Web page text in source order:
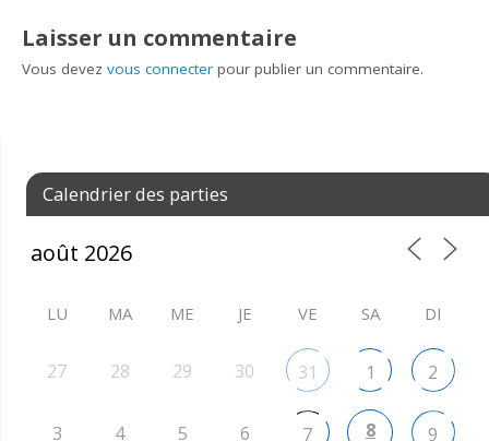
Laisser un commentaire
Vous devezvous connecter pour publier un commentaire.
Calendrier des parties
LU MA ME JE VE SA DI
27 28 29 30 31 1 2
3 4 5 6 7 8 9